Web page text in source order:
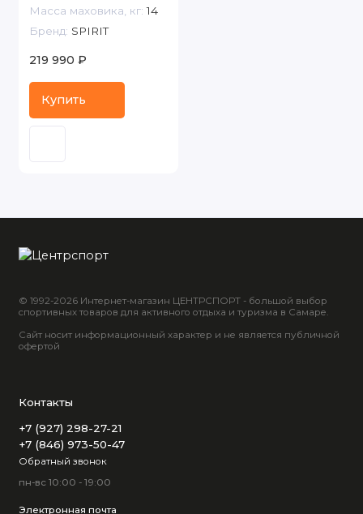
Масса маховика, кг: 14
Бренд: SPIRIT
219 990 ₽
Купить
© 1992-2026 Интернет-магазин ЦЕНТРСПОРТ - большой выбор
спортивных товаров для активного отдыха и туризма в Самаре.
Сайт носит информационный характер и не является публичной
офертой
Контакты
+7 (927) 298-27-21
+7 (846) 973-50-47
Обратный звонок
пн-вс 10:00 - 19:00
Электронная почта